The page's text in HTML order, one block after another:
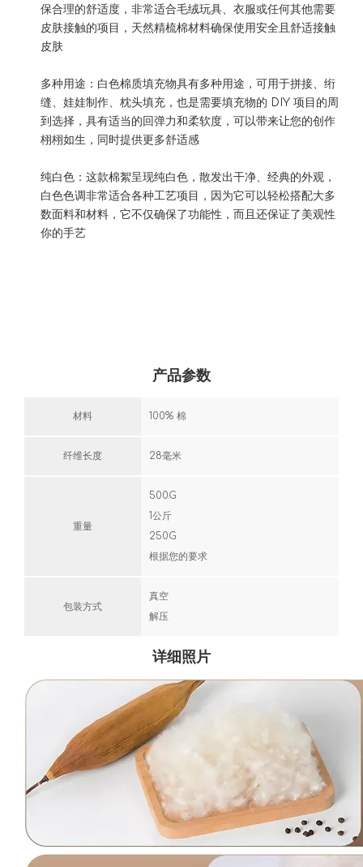
保合理的舒适度，非常适合毛绒玩具、衣服或任何其他需要
皮肤接触的项目，天然精梳棉材料确保使用安全且舒适接触
皮肤
多种用途：白色棉质填充物具有多种用途，可用于拼接、绗
缝、娃娃制作、枕头填充，也是需要填充物的 DIY 项目的周
到选择，具有适当的回弹力和柔软度，可以带来让您的创作
栩栩如生，同时提供更多舒适感
纯白色：这款棉絮呈现纯白色，散发出干净、经典的外观，
白色色调非常适合各种工艺项目，因为它可以轻松搭配大多
数面料和材料，它不仅确保了功能性，而且还保证了美观性
你的手艺
产品参数
材料 100% 棉
纤维长度 28毫米
重量
500G
1公斤
250G
根据您的要求
包装方式
真空
解压
详细照片